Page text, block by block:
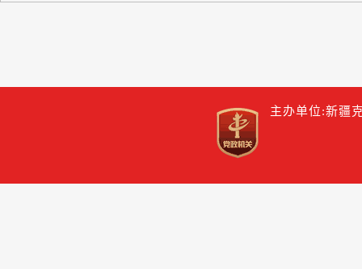
主办单位:新疆